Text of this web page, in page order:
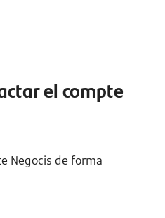
el compte
Negocis de forma